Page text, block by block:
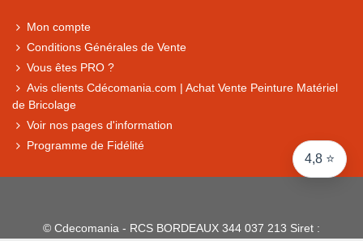
4,8 ⭐
Mon compte
Conditions Générales de Vente
Vous êtes PRO ?
Avis clients Cdécomania.com | Achat Vente Peinture Matériel
de Bricolage
Voir nos pages d'information
Programme de Fidélité
© Cdecomania - RCS BORDEAUX 344 037 213 Siret :